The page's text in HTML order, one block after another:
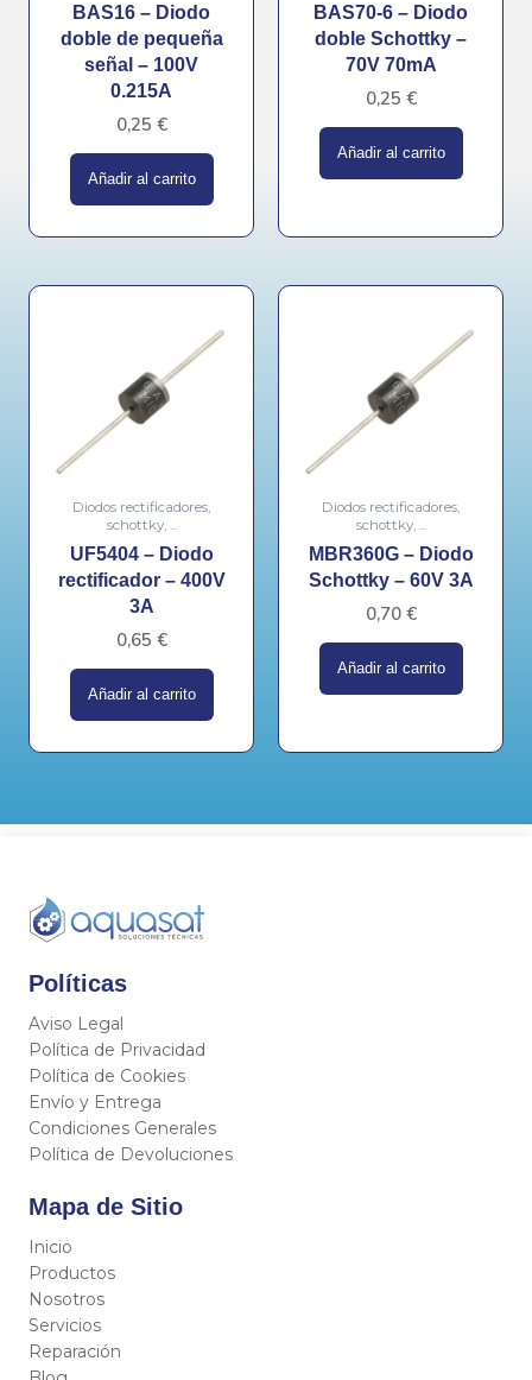
BAS16 – Diodo
doble de pequeña
señal – 100V
0.215A
0,25 €
Añadir al carrito
BAS70-6 – Diodo
doble Schottky –
70V 70mA
0,25 €
Añadir al carrito
Diodos rectificadores,
schottky, ...
UF5404 – Diodo
rectificador – 400V
3A
0,65 €
Añadir al carrito
Diodos rectificadores,
schottky, ...
MBR360G – Diodo
Schottky – 60V 3A
0,70 €
Añadir al carrito
Políticas
Aviso Legal
Política de Privacidad
Política de Cookies
Envío y Entrega
Condiciones Generales
Política de Devoluciones
Mapa de Sitio
Inicio
Productos
Nosotros
Servicios
Reparación